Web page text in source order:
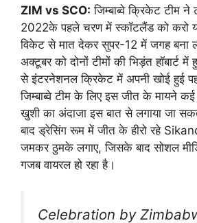
ZIM vs SCO: जिम्बाब्वे क्रिकेट टीम ने
2022के पहले चरण में स्कॉटलैंड को करो
विकेट से मात देकर सुपर-12 में जगह बना
अक्टूबर को दोनों टीमों की भिड़ंत हॉबार्ट
से इंटरनेशनल क्रिकेट में अपनी खोई हुई
जिम्बाब्वे टीम के लिए इस जीत के मायने
खुशी का अंदाजा इस बात से लगाया जा
बाद ड्रेसिंग रूम में जीत के हीरो रहे
जमकर ठुमके लगाए, जिसके बाद सोशल
गजब वायरल हो रहा है।
Celebration by